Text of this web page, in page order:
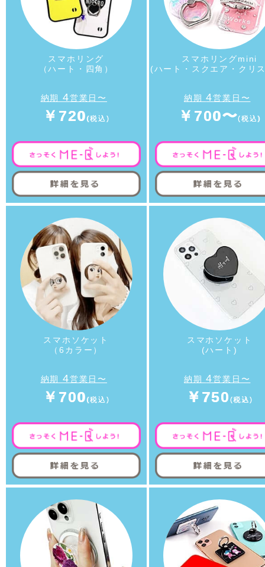
スマホリング
（ハート・四角）
納期 4営業日〜
￥720
スマホリングmini
(ハート・スクエア・クリ
納期4営業日〜
￥700〜
スマホソケット
（6カラー）
納期 4営業日〜
￥700
スマホソケット
(ハート)
納期4営業日〜
￥750